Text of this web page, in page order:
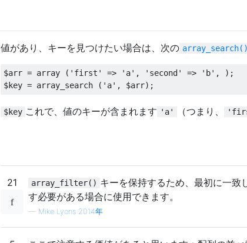
値があり、キーを見つけたい場合は、次の array_search()
$arr = array ( 'first' => 'a' , 'second' => 'b' ,
);
$key = array_search ( 'a' , $arr);
$key これで、値のキーが含まれます 'a' （つまり、
21 array_filter() キーを保持するため、最初に一致
す必要がある場合に使用できます。
— Mike Lyons 2014年